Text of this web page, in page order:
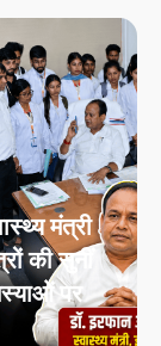
मंत्री
की सुनीं
पर